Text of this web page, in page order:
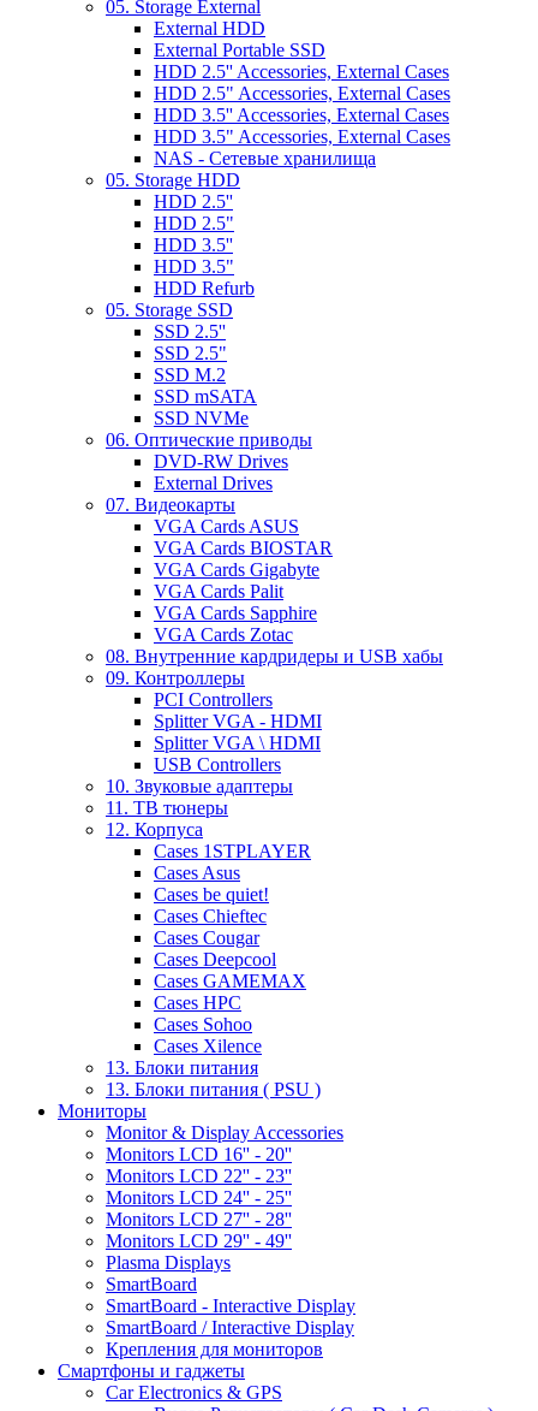
05. Storage External
External HDD
External Portable SSD
HDD 2.5'' Accessories, External Cases
HDD 2.5" Accessories, External Cases
HDD 3.5'' Accessories, External Cases
HDD 3.5" Accessories, External Cases
NAS - Сетевые хранилища
05. Storage HDD
HDD 2.5''
HDD 2.5"
HDD 3.5''
HDD 3.5"
HDD Refurb
05. Storage SSD
SSD 2.5''
SSD 2.5"
SSD M.2
SSD mSATA
SSD NVMe
06. Оптические приводы
DVD-RW Drives
External Drives
07. Видеокарты
VGA Cards ASUS
VGA Cards BIOSTAR
VGA Cards Gigabyte
VGA Cards Palit
VGA Cards Sapphire
VGA Cards Zotac
08. Внутренние кардридеры и USB хабы
09. Контроллеры
PCI Controllers
Splitter VGA - HDMI
Splitter VGA \ HDMI
USB Controllers
10. Звуковые адаптеры
11. ТВ тюнеры
12. Корпуса
Cases 1STPLAYER
Cases Asus
Cases be quiet!
Cases Chieftec
Cases Cougar
Cases Deepcool
Cases GAMEMAX
Cases HPC
Cases Sohoo
Cases Xilence
13. Блоки питания
13. Блоки питания ( PSU )
Мониторы
Monitor & Display Accessories
Monitors LCD 16'' - 20''
Monitors LCD 22'' - 23''
Monitors LCD 24'' - 25''
Monitors LCD 27'' - 28''
Monitors LCD 29'' - 49''
Plasma Displays
SmartBoard
SmartBoard - Interactive Display
SmartBoard / Interactive Display
Крепления для мониторов
Смартфоны и гаджеты
Car Electronics & GPS